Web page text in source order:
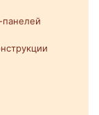
панелей